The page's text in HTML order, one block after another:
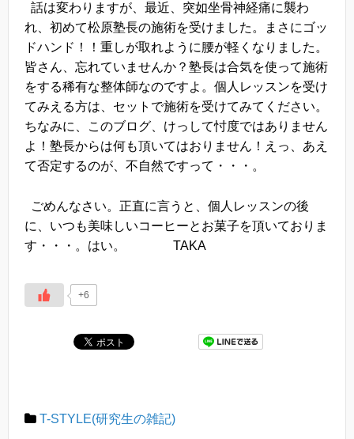
話は変わりますが、最近、突如坐骨神経痛に襲わ
れ、初めて松原塾長の施術を受けました。まさにゴッ
ドハンド！！重しが取れように腰が軽くなりました。
皆さん、忘れていませんか？塾長は合気を使って施術
をする稀有な整体師なのですよ。個人レッスンを受け
てみえる方は、セットで施術を受けてみてください。
ちなみに、このブログ、けっして忖度ではありません
よ！塾長からは何も頂いてはおりません！えっ、あえ
て否定するのが、不自然ですって・・・。
ごめんなさい。正直に言うと、個人レッスンの後
に、いつも美味しいコーヒーとお菓子を頂いておりま
す・・・。はい。 TAKA
+6
T-STYLE(研究生の雑記)